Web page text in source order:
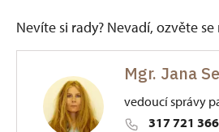
Nevíte si rady? Nevadí, ozvěte
Mgr. Jana
vedoucí správy
317 721